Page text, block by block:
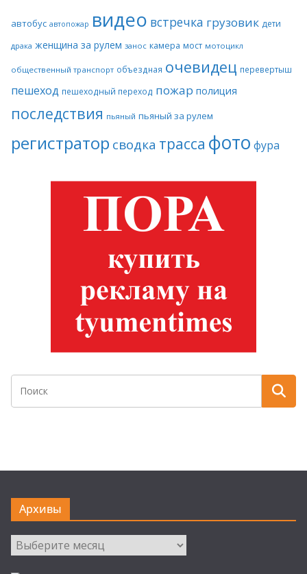
автобус автопожар видео встречка грузовик дети
драка женщина за рулем занос камера мост мотоцикл
общественный транспорт объездная очевидец перевертыш
пешеход пешеходный переход пожар полиция
последствия пьяный пьяный за рулем
регистратор сводка трасса фото фура
Архивы
Архивы